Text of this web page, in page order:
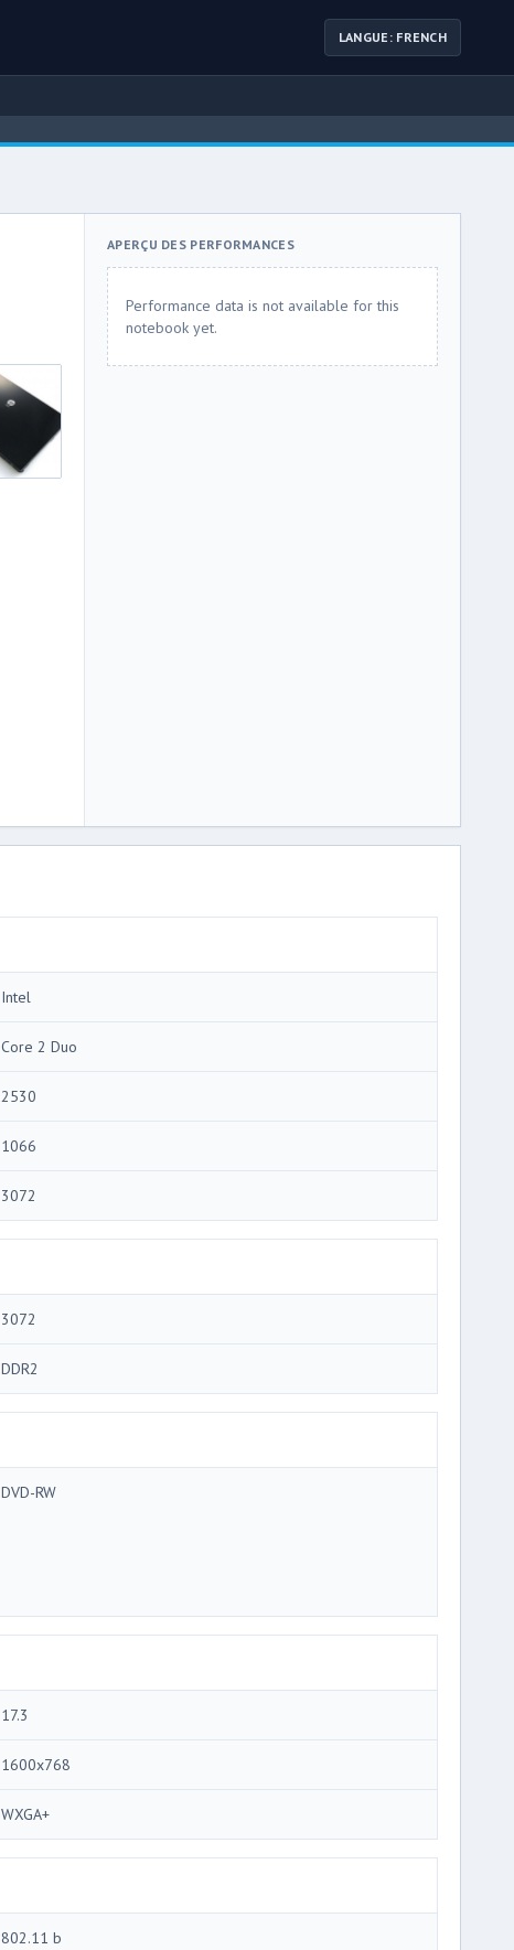
LANGUE: FRENCH
APERÇU DES PERFORMANCES
Performance data is not available for this
notebook yet.
Intel
Core 2 Duo
2530
1066
3072
3072
DDR2
DVD-RW
17.3
1600x768
WXGA+
802.11 b